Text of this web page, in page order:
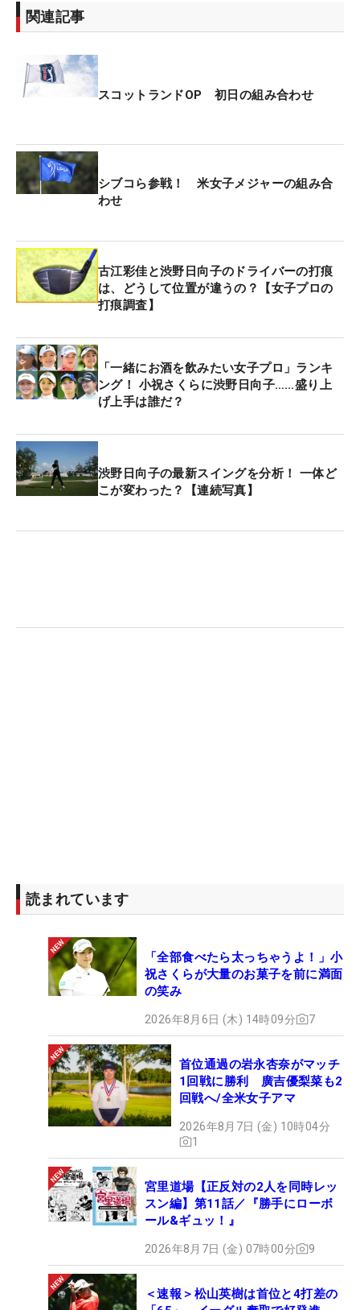
ド）とラウンドする。
人も参戦。中島はマチュー・パボン（フランス）と
リー・ホッジス（米国）、桂川はマックス・グレイ
世界ランキング1位のスコッティ・シェフラー（米
国）はアダム・スコット（オーストラリア）、ロバ
同2位のローリー・マキロイ（北アイルランド）は
ザンダー・シャウフェレ（米国）、ビクトル・ホブ
ラン（ノルウェー）と回る。
おり、有資格者を除いた上位3人に出場権が与えら
れる。
関連記事
スコットランドOP 初日の組み合わせ
シブコら参戦！ 米女子メジャーの組み合
わせ
古江彩佳と渋野日向子のドライバーの打痕
は、どうして位置が違うの？【女子プロの
打痕調査】
「一緒にお酒を飲みたい女子プロ」ランキ
ング！ 小祝さくらに渋野日向子……盛り上
げ上手は誰だ？
渋野日向子の最新スイングを分析！ 一体ど
こが変わった？【連続写真】
読まれています
「全部食べたら太っちゃうよ！」小
祝さくらが大量のお菓子を前に満面
の笑み
2026年8月6日 (木) 14時09分 7
首位通過の岩永杏奈がマッチ
1回戦に勝利 廣吉優梨菜も2
回戦へ/全米女子アマ
2026年8月7日 (金) 10時04分
1
宮里道場【正反対の2人を同時レッ
スン編】第11話／『勝手にローボ
ール&ギュッ！』
2026年8月7日 (金) 07時00分 9
＜速報＞松山英樹は首位と4打差の